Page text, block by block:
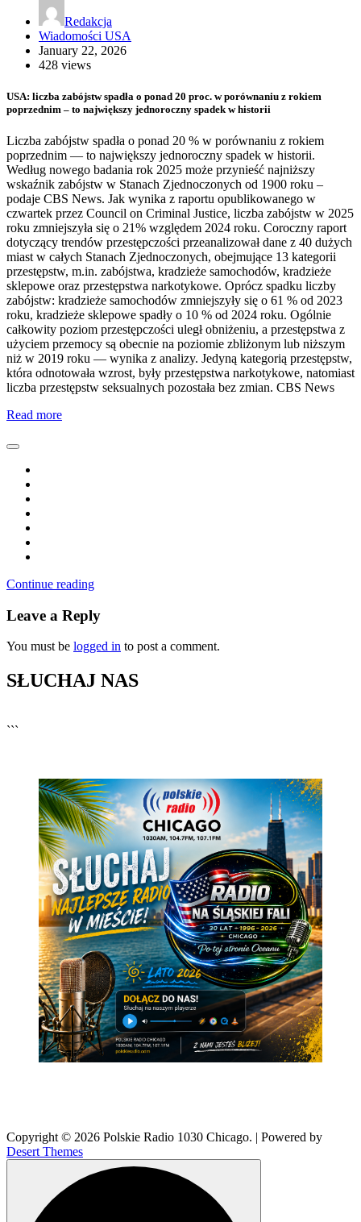
Redakcja
Wiadomości USA
January 22, 2026
428 views
USA: liczba zabójstw spadła o ponad 20 proc. w porównaniu z rokiem
poprzednim – to największy jednoroczny spadek w historii
Liczba zabójstw spadła o ponad 20 % w porównaniu z rokiem
poprzednim — to największy jednoroczny spadek w historii.
Według nowego badania rok 2025 może przynieść najniższy
wskaźnik zabójstw w Stanach Zjednoczonych od 1900 roku –
podaje CBS News. Jak wynika z raportu opublikowanego w
czwartek przez Council on Criminal Justice, liczba zabójstw w 2025
roku zmniejszyła się o 21% względem 2024 roku. Coroczny raport
dotyczący trendów przestępczości przeanalizował dane z 40 dużych
miast w całych Stanach Zjednoczonych, obejmujące 13 kategorii
przestępstw, m.in. zabójstwa, kradzieże samochodów, kradzieże
sklepowe oraz przestępstwa narkotykowe. Oprócz spadku liczby
zabójstw: kradzieże samochodów zmniejszyły się o 61 % od 2023
roku, kradzieże sklepowe spadły o 10 % od 2024 roku. Ogólnie
całkowity poziom przestępczości uległ obniżeniu, a przestępstwa z
użyciem przemocy są obecnie na poziomie zbliżonym lub niższym
niż w 2019 roku — wynika z analizy. Jedyną kategorią przestępstw,
która odnotowała wzrost, były przestępstwa narkotykowe, natomiast
liczba przestępstw seksualnych pozostała bez zmian. CBS News
Read more
Continue reading
Leave a Reply
You must be logged in to post a comment.
SŁUCHAJ NAS
```
Copyright © 2026 Polskie Radio 1030 Chicago. | Powered by
Desert Themes